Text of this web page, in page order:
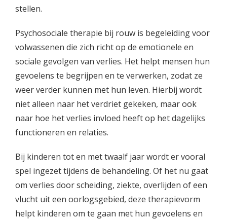
stellen.
Psychosociale therapie bij rouw is begeleiding voor
volwassenen die zich richt op de emotionele en
sociale gevolgen van verlies. Het helpt mensen hun
gevoelens te begrijpen en te verwerken, zodat ze
weer verder kunnen met hun leven. Hierbij wordt
niet alleen naar het verdriet gekeken, maar ook
naar hoe het verlies invloed heeft op het dagelijks
functioneren en relaties.
Bij kinderen tot en met twaalf jaar wordt er vooral
spel ingezet tijdens de behandeling. Of het nu gaat
om verlies door scheiding, ziekte, overlijden of een
vlucht uit een oorlogsgebied, deze therapievorm
helpt kinderen om te gaan met hun gevoelens en